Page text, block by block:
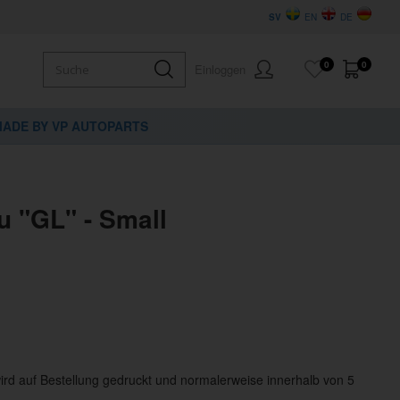
DE
EN
SV
0
0
BY VP AUTOPARTS
"GL" - Small
auf Bestellung gedruckt und normalerweise innerhalb von 5